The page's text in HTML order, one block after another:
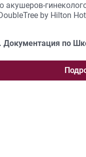
акушеров-
by Hilton
Документация по